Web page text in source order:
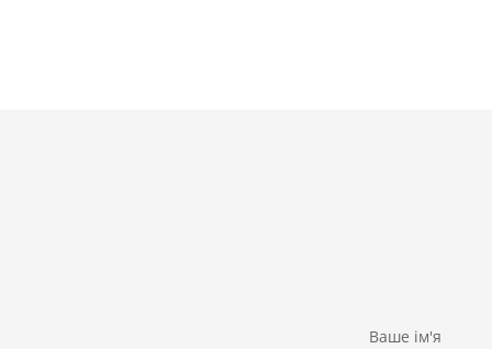
Ваше ім'я